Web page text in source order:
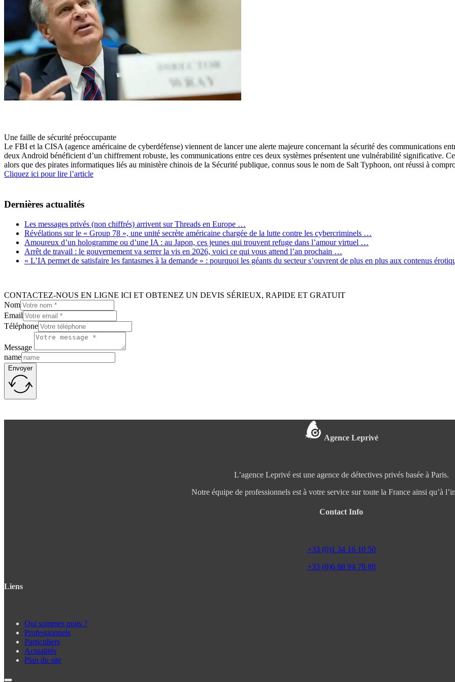
Une faille de sécurité préoccupante
Le FBI et la CISA (agence américaine de cyberdéfense) viennent de lancer une alerte majeure concernant la sécurité des communications
deux Android bénéficient d’un chiffrement robuste, les communications entre ces deux systèmes présentent une vulnérabilité significative.
alors que des pirates informatiques liés au ministère chinois de la Sécurité publique, connus sous le nom de Salt Typhoon, ont réussi à
Cliquez ici pour lire l’article
Dernières actualités
Les messages privés (non chiffrés) arrivent sur Threads en Europe …
Révélations sur le « Group 78 », une unité secrète américaine chargée de la lutte contre les cybercriminels …
Amoureux d’un hologramme ou d’une IA : au Japon, ces jeunes qui trouvent refuge dans l’amour virtuel …
Arrêt de travail : le gouvernement va serrer la vis en 2026, voici ce qui vous attend l’an prochain …
« L’IA permet de satisfaire les fantasmes à la demande » : pourquoi les géants du secteur s’ouvrent de plus en plus aux contenus
CONTACTEZ-NOUS EN LIGNE ICI ET OBTENEZ UN DEVIS SÉRIEUX, RAPIDE ET GRATUIT
Nom
Email
Téléphone
Message
name
Envoyer
Agence Leprivé
L’agence Leprivé est une agence de détectives privés basée à Paris.
Notre équipe de professionnels est à votre service sur toute la France ainsi qu’à
Contact Info
+33 (0)1 34 16 10 50
+33 (0)6 88 94 78 88
Liens
Qui sommes nous ?
Professionnels
Particuliers
Actualités
Plan du site